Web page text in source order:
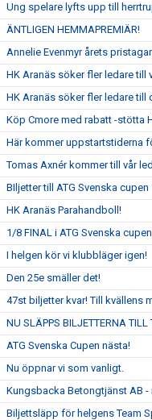
Ung spelare lyfts upp till
ÄNTLIGEN HEMMAPREMIÄR!
Annelie Evenmyr årets
HK Aranäs söker fler ledare till
HK Aranäs söker fler ledare till
Köp Cmore med rabatt -stötta
Här kommer uppstartstiderna
Tomas Axnér kommer till vår
BIljetter till ATG Svenska cupen
HK Aranäs Parahandboll!
1/8 FINAL i ATG Svenska cupen
I helgen kör vi klubbläger igen!
Den 25e smäller det!
47st biljetter kvar! Till kvällens
NU SLÄPPS BILJETTERNA TILL
ATG Svenska Cupen nästa!
Nu öppnar vi som vanligt.
Kungsbacka Betongtjänst AB -
Biljettsläpp för helgens Team